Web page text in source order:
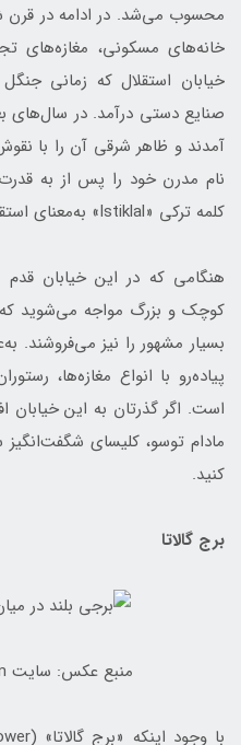
محسوب می‌شد. در ادامه در قرن
خانه‌های مسکونی، مغازه‌های
خیابان استقلال که زمانی
صنایع دستی درآمد. در سال‌های
آمدند و ظاهر شرقی آن را با
نام مدرن خود را پس از به
کلمه ترکی «Istiklal» به‌معنای استقلال است.
هنگامی که در این خیابان قدم
کوچک و بزرگ مواجه می‌شوید که
بسیار مشهور را نیز می‌فروشند.
پیاده‌رو با انواع مغازه‌ها،
است. اگر گذرتان به این خیابان
مادام توسو، کلیسای
کنید.
برج گالاتا
منبع عکس: سایت joysoftraveling.com